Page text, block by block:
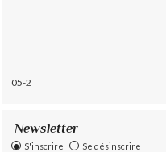
05-2
Newsletter
S'inscrire Se désinscrire